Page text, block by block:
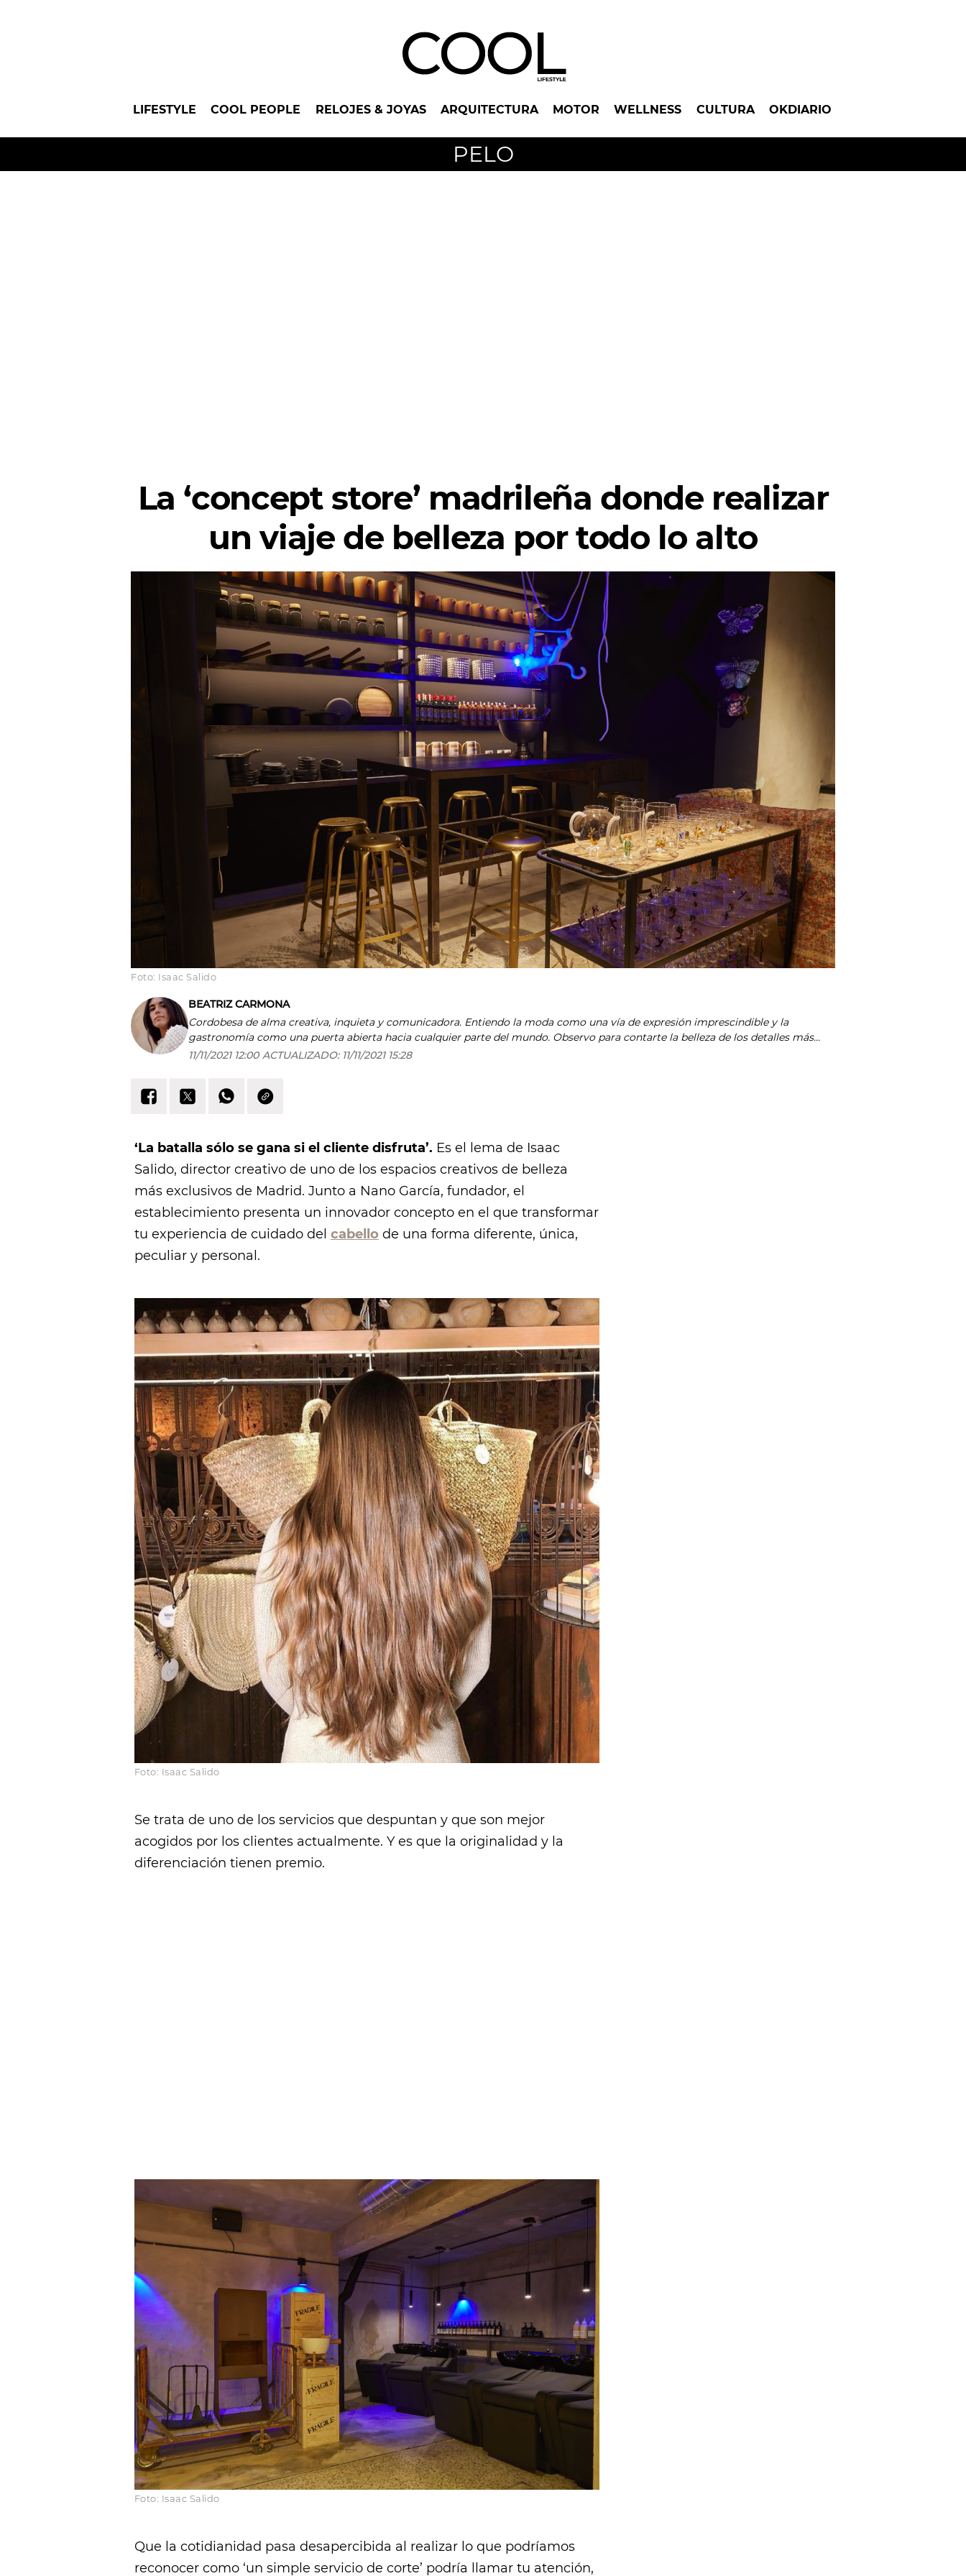
LIFESTYLE COOL PEOPLE RELOJES & JOYAS ARQUITECTURA MOTOR WELLNESS CULTURA OKDIARIO
PELO
La ‘concept store’ madrileña donde realizar
un viaje de belleza por todo lo alto
Foto: Isaac Salido
BEATRIZ CARMONA
Cordobesa de alma creativa, inquieta y comunicadora. Entiendo la moda como una vía de expresión imprescindible y la
gastronomía como una puerta abierta hacia cualquier parte del mundo. Observo para contarte la belleza de los detalles más
pequeños; ese rincón capaz de sacarnos una sonrisa y que nos hace caer en la cuenta de cuán afortunados somos.
11/11/2021 12:00 ACTUALIZADO: 11/11/2021 15:28
‘La batalla sólo se gana si el cliente disfruta’. Es el lema de Isaac
Salido, director creativo de uno de los espacios creativos de belleza
más exclusivos de Madrid. Junto a Nano García, fundador, el
establecimiento presenta un innovador concepto en el que transformar
tu experiencia de cuidado del cabello de una forma diferente, única,
peculiar y personal.
Foto: Isaac Salido
Se trata de uno de los servicios que despuntan y que son mejor
acogidos por los clientes actualmente. Y es que la originalidad y la
diferenciación tienen premio.
Foto: Isaac Salido
Que la cotidianidad pasa desapercibida al realizar lo que podríamos
reconocer como ‘un simple servicio de corte’ podría llamar tu atención,